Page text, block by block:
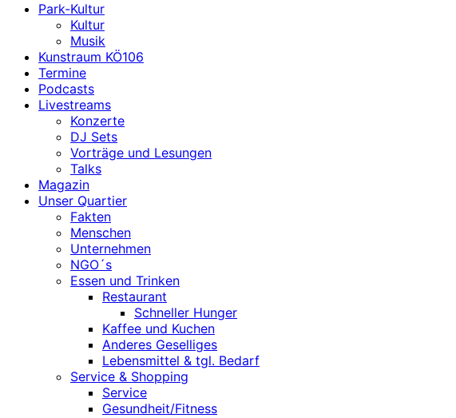
Park-Kultur
Kultur
Musik
Kunstraum KÖ106
Termine
Podcasts
Livestreams
Konzerte
DJ Sets
Vorträge und Lesungen
Talks
Magazin
Unser Quartier
Fakten
Menschen
Unternehmen
NGO´s
Essen und Trinken
Restaurant
Schneller Hunger
Kaffee und Kuchen
Anderes Geselliges
Lebensmittel & tgl. Bedarf
Service & Shopping
Service
Gesundheit/Fitness